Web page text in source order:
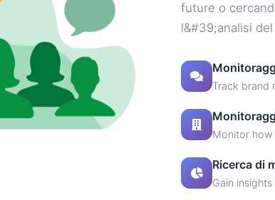
future o
l&#39;analisi
Track brand
Monitor
Ricerca di
Gain